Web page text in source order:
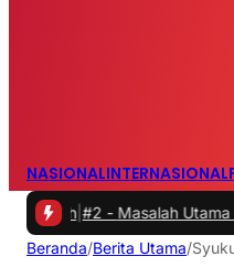
NASIONALINTERNASIONAL
Masalah Utama
Beranda/Berita Utama/